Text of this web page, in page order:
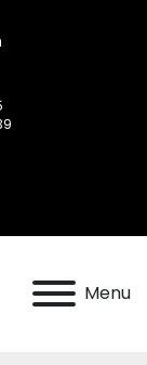
Menu